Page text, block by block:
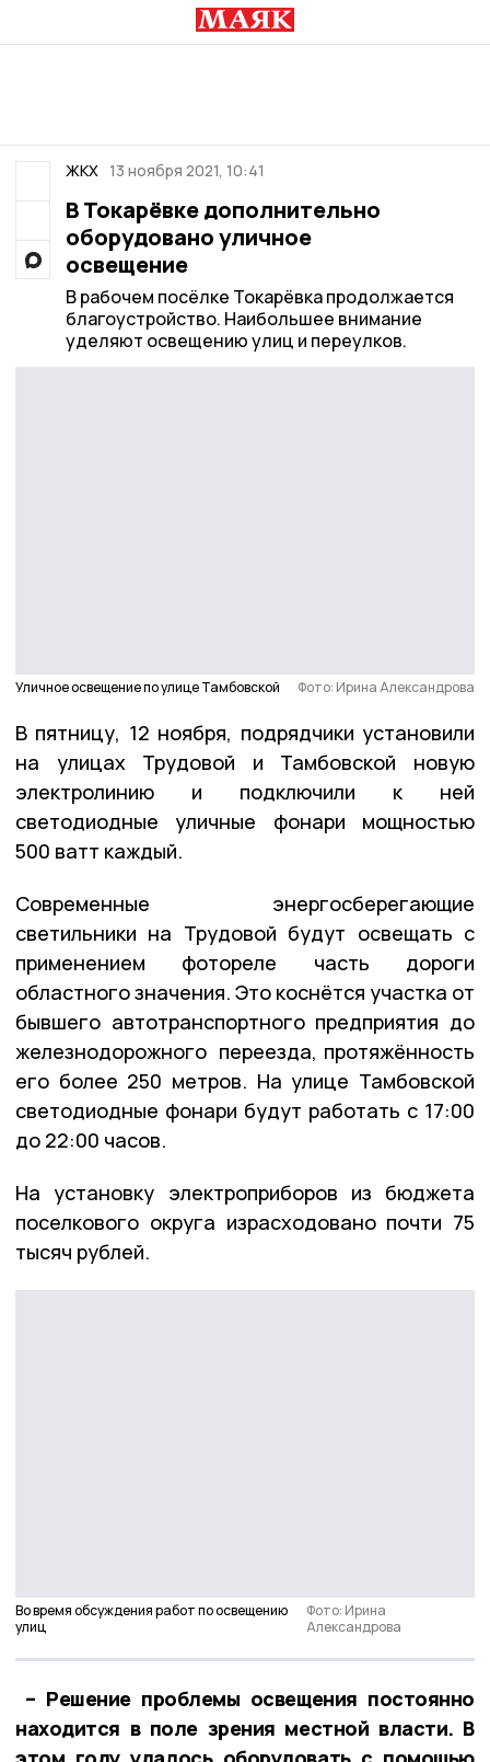
ЖКХ 13 ноября 2021, 10:41
В Токарёвке дополнительно
оборудовано уличное
освещение
В рабочем посёлке Токарёвка продолжается
благоустройство. Наибольшее внимание
уделяют освещению улиц и переулков.
Уличное освещение по улице Тамбовской Фото: Ирина Александрова
В пятницу, 12 ноября, подрядчики установили
на улицах Трудовой и Тамбовской новую
электролинию и подключили к ней
светодиодные уличные фонари мощностью
500 ватт каждый.
Современные энергосберегающие
светильники на Трудовой будут освещать с
применением фотореле часть дороги
областного значения. Это коснётся участка от
бывшего автотранспортного предприятия до
железнодорожного переезда, протяжённость
его более 250 метров. На улице Тамбовской
светодиодные фонари будут работать с 17:00
до 22:00 часов.
На установку электроприборов из бюджета
поселкового округа израсходовано почти 75
тысяч рублей.
Во время обсуждения работ по освещению
улиц
Фото: Ирина
Александрова
– Решение проблемы освещения постоянно
находится в поле зрения местной власти. В